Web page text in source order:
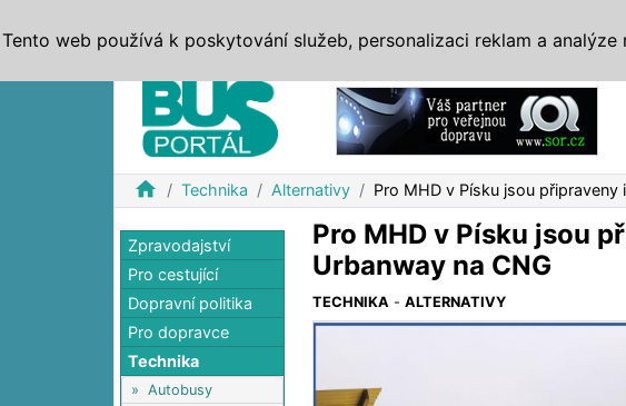
home Technika Alternativy Pro MHD v Písku jsou
Zpravodajství
Pro cestující
Dopravní politika
Pro dopravce
Technika
» Autobusy
Pro MHD v Písku jsou
Urbanway na CNG
TECHNIKA -ALTERNATIVY
Tento web používá k poskytování služeb, personalizaci reklam a